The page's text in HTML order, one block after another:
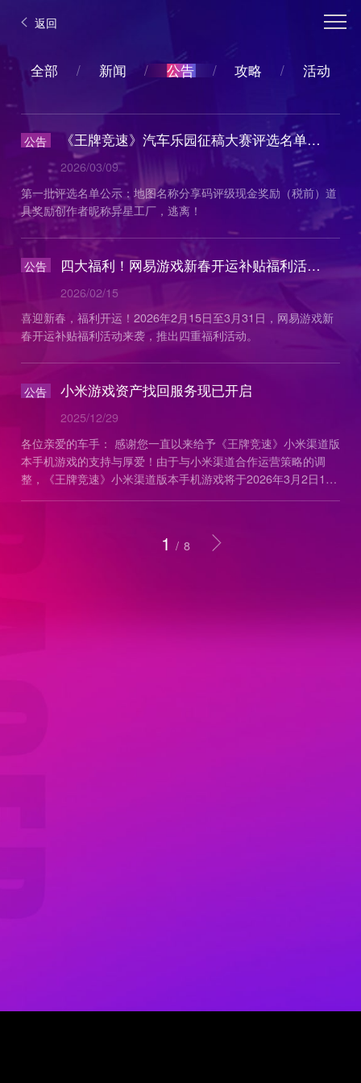
返回
全部 / 新闻 / 公告
公告 / 攻略 / 活动
公告 《王牌竞速》汽车乐园征稿大赛评选名单公示
2026/03/09
第一批评选名单公示：地图名称分享码评级现金奖励（税前）道
具奖励创作者昵称异星工厂，逃离！
公告 四大福利！网易游戏新春开运补贴福利活动上线
2026/02/15
喜迎新春，福利开运！2026年2月15日至3月31日，网易游戏新
春开运补贴福利活动来袭，推出四重福利活动。
公告 小米游戏资产找回服务现已开启
2025/12/29
各位亲爱的车手： 感谢您一直以来给予《王牌竞速》小米渠道版
本手机游戏的支持与厚爱！由于与小米渠道合作运营策略的调
整，《王牌竞速》小米渠道版本手机游戏将于2026年3月2日15
1 / 8